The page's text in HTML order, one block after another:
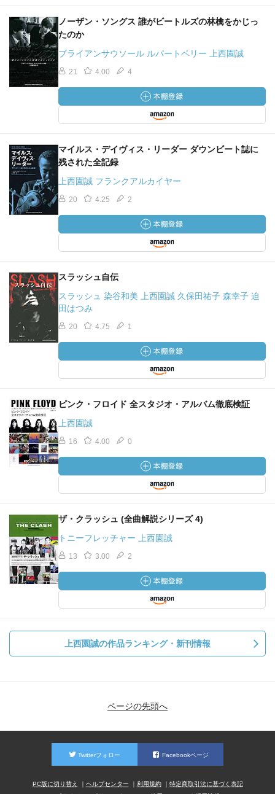
ノーザン・ソングス 誰がビートルズの林檎をかじっ
たのか
ブライアンサウソール ルパートペリー 上西園誠
21 4.00 4
マイルス・デイヴィス・リーダー ダウンビート誌に
残された全記録
上西園誠 フランクアルカイヤー
20 4.25 2
スラッシュ自伝
スラッシュ 染谷和美 上西園誠 久保田祐子 森幸子 迫
田はつみ
20 4.75 1
ピンク・フロイド 全スタジオ・アルバム徹底検証
上西園誠
16 4.00 0
ザ・クラッシュ (全曲解説シリーズ 4)
トニーフレッチャー 上西園誠
13 3.00 2
上西園誠の作品ランキング・新刊情報
ページの先頭へ
Twitterフォロー Facebookページ
PC版に切り替え ヘルプセンター 利用規約
特定商取引法に基づく表記